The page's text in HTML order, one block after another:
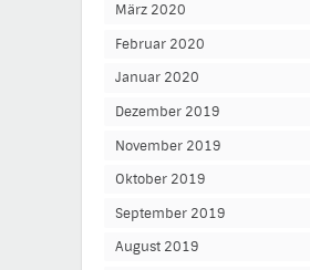
März 2020
Februar 2020
Januar 2020
Dezember 2019
November 2019
Oktober 2019
September 2019
August 2019